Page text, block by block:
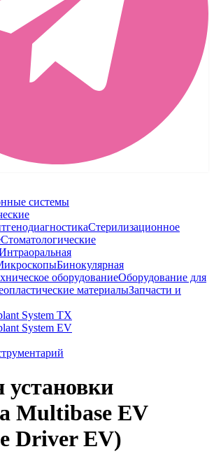
системы
Стерилизационное
Стоматологические
Бинокулярная
оборудованиеОборудование для
материалыЗапчасти и
System TX
System EV
Multibase EV
Driver EV)